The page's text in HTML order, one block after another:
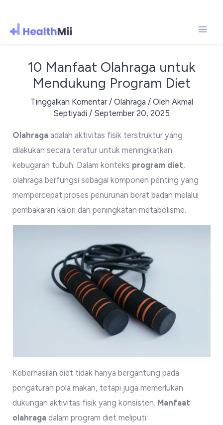
10 Manfaat Olahraga untuk
Mendukung Program Diet
Tinggalkan Komentar / Olahraga / Oleh Akmal
Septiyadi / September 20, 2025
Olahraga adalah aktivitas fisik terstruktur yang
dilakukan secara teratur untuk meningkatkan
kebugaran tubuh. Dalam konteks program diet,
olahraga berfungsi sebagai komponen penting yang
mempercepat proses penurunan berat badan melalui
pembakaran kalori dan peningkatan metabolisme.
Keberhasilan diet tidak hanya bergantung pada
pengaturan pola makan, tetapi juga memerlukan
dukungan aktivitas fisik yang konsisten. Manfaat
olahraga dalam program diet meliputi: